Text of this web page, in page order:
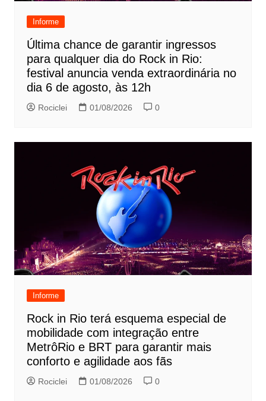
Informe
Última chance de garantir ingressos
para qualquer dia do Rock in Rio:
festival anuncia venda extraordinária no
dia 6 de agosto, às 12h
Rociclei 01/08/2026 0
Informe
Rock in Rio terá esquema especial de
mobilidade com integração entre
MetrôRio e BRT para garantir mais
conforto e agilidade aos fãs
Rociclei 01/08/2026 0